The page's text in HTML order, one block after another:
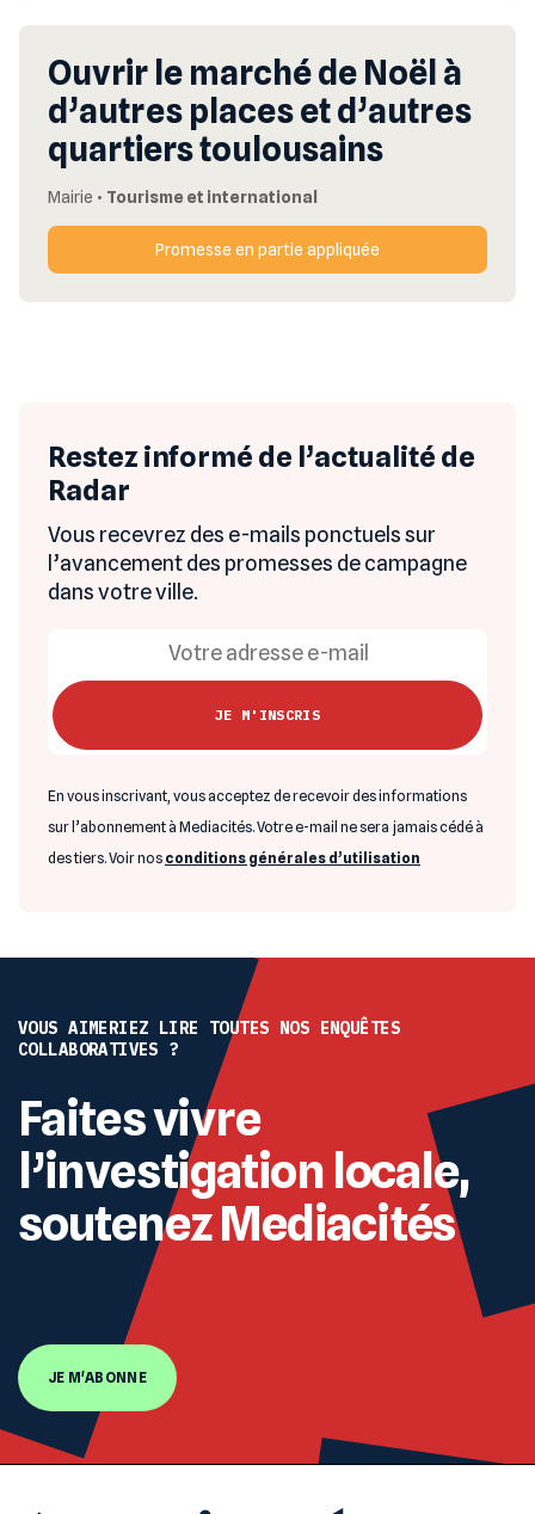
Ouvrir le marché de Noël à
d’autres places et d’autres
quartiers toulousains
Mairie • Tourisme et international
Promesse en partie appliquée
Restez informé de l’actualité de
Radar
Vous recevrez des e-mails ponctuels sur
l’avancement des promesses de campagne
dans votre ville.
En vous inscrivant, vous acceptez de recevoir des informations
sur l’abonnement à Mediacités. Votre e-mail ne sera jamais cédé à
des tiers. Voir nos conditions générales d’utilisation
VOUS AIMERIEZ LIRE TOUTES NOS ENQUÊTES
COLLABORATIVES ?
Faites vivre
l’investigation locale,
soutenez Mediacités
JE M'ABONNE